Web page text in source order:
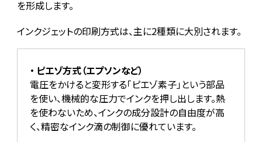
を形成します。
インクジェットの印刷方式は、主に2種類に大別されます。
ピエゾ方式（エプソンなど）
電圧をかけると変形する「ピエゾ素子」という部品
を使い、機械的な圧力でインクを押し出します。熱
を使わないため、インクの成分設計の自由度が高
く、精密なインク滴の制御に優れています。